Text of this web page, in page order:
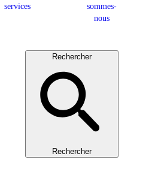
services
sommes-
nous
Rechercher
Rechercher